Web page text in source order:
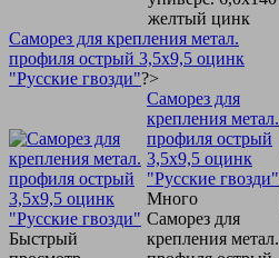
желтый цинк
Саморез для крепления метал.
профиля острый 3,5х9,5 оцинк
"Русские гвозди"?>
Быстрый
Саморез для
крепления метал.
профиля острый
3,5х9,5 оцинк
"Русские гвозди"
Много
Саморез для
крепления метал.